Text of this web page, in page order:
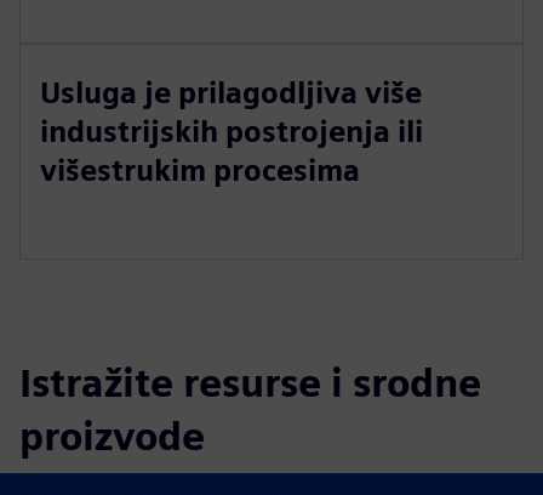
Usluga je prilagodljiva više
industrijskih postrojenja ili
višestrukim procesima
Istražite resurse i srodne
proizvode